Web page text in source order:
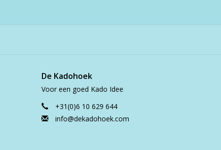
De Kadohoek
Voor een goed Kado Idee
+31(0)6 10 629 644
info@dekadohoek.com